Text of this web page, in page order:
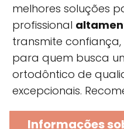
melhores soluções
profissional
transmite
para quem busca
ortodôntico de
excepcionais.
Informações